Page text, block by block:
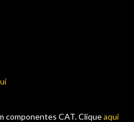
componentes CAT. Cliqueaqui